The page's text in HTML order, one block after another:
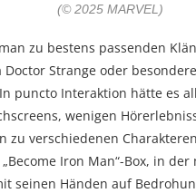
(© 2025 MARVEL)
zu bestens passenden
Strange oder
puncto Interaktion hätte es
wenigen
verschiedenen
Iron Man“-Box, in
seinen Händen auf